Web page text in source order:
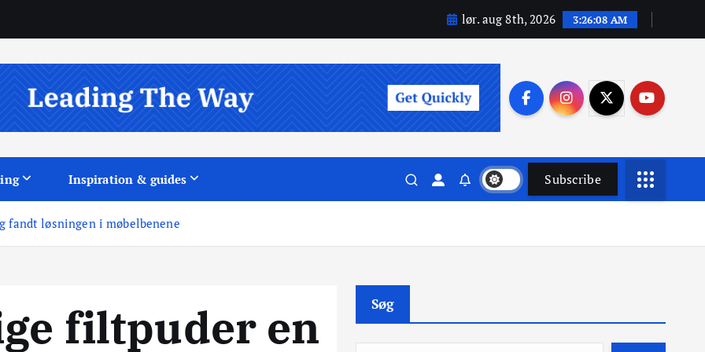
lør. aug 8th, 2026 3:26:09 AM
Inspiration & guides Subscribe
fandt løsningen i møbelbenene
filtpuder en
Søg